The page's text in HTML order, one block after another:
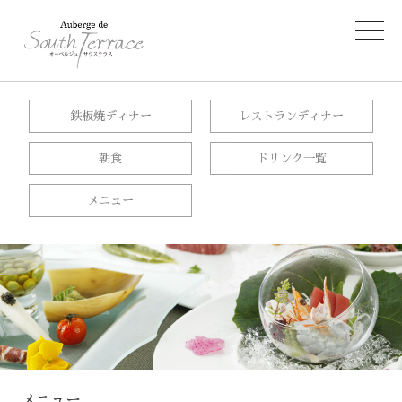
鉄板焼ディナー レストランディナー
朝食 ドリンク一覧
メニュー